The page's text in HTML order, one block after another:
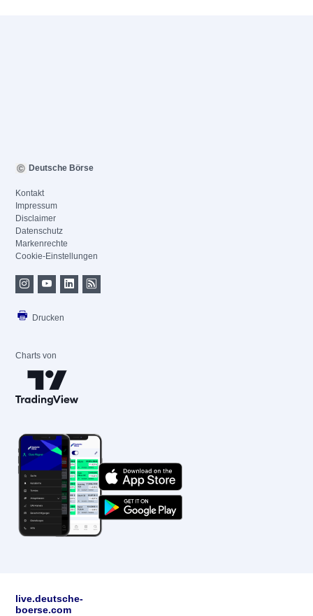
Deutsche Börse
Kontakt
Impressum
Disclaimer
Datenschutz
Markenrechte
Cookie-Einstellungen
Drucken
Charts von
live.deutsche-
boerse.com